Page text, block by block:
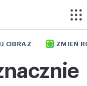
OBRAZ ZMIEŃ